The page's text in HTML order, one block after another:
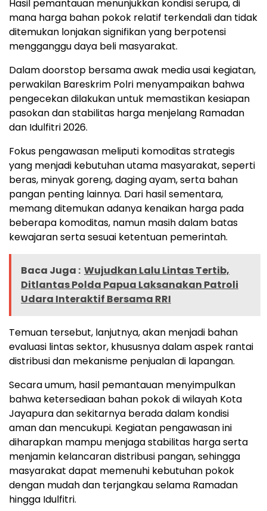
Hasil pemantauan menunjukkan kondisi serupa, di
mana harga bahan pokok relatif terkendali dan tidak
ditemukan lonjakan signifikan yang berpotensi
mengganggu daya beli masyarakat.
Dalam doorstop bersama awak media usai kegiatan,
perwakilan Bareskrim Polri menyampaikan bahwa
pengecekan dilakukan untuk memastikan kesiapan
pasokan dan stabilitas harga menjelang Ramadan
dan Idulfitri 2026.
Fokus pengawasan meliputi komoditas strategis
yang menjadi kebutuhan utama masyarakat, seperti
beras, minyak goreng, daging ayam, serta bahan
pangan penting lainnya. Dari hasil sementara,
memang ditemukan adanya kenaikan harga pada
beberapa komoditas, namun masih dalam batas
kewajaran serta sesuai ketentuan pemerintah.
Baca Juga : Wujudkan Lalu Lintas Tertib,
Ditlantas Polda Papua Laksanakan Patroli
Udara Interaktif Bersama RRI
Temuan tersebut, lanjutnya, akan menjadi bahan
evaluasi lintas sektor, khususnya dalam aspek rantai
distribusi dan mekanisme penjualan di lapangan.
Secara umum, hasil pemantauan menyimpulkan
bahwa ketersediaan bahan pokok di wilayah Kota
Jayapura dan sekitarnya berada dalam kondisi
aman dan mencukupi. Kegiatan pengawasan ini
diharapkan mampu menjaga stabilitas harga serta
menjamin kelancaran distribusi pangan, sehingga
masyarakat dapat memenuhi kebutuhan pokok
dengan mudah dan terjangkau selama Ramadan
hingga Idulfitri.